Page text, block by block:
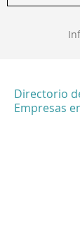
Directorio
Empresas